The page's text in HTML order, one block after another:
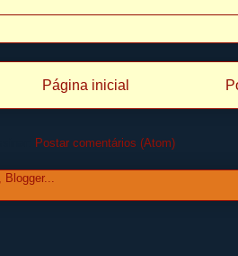
Página inicial
Postar comentários (Atom)